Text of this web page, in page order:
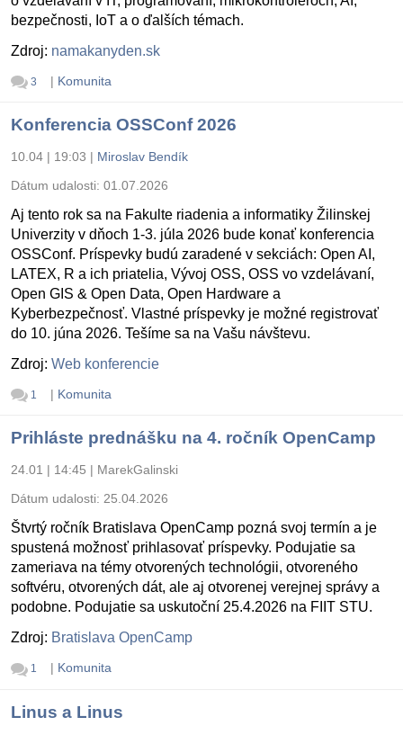
bezpečnosti, IoT a o ďalších témach.
Zdroj: namakanyden.sk
3 | Komunita
Konferencia OSSConf 2026
10.04 | 19:03 | Miroslav Bendík
Dátum udalosti: 01.07.2026
Aj tento rok sa na Fakulte riadenia a informatiky Žilinskej
Univerzity v dňoch 1-3. júla 2026 bude konať konferencia
OSSConf. Príspevky budú zaradené v sekciách: Open AI,
LATEX, R a ich priatelia, Vývoj OSS, OSS vo vzdelávaní,
Open GIS & Open Data, Open Hardware a
Kyberbezpečnosť. Vlastné príspevky je možné registrovať
do 10. júna 2026. Tešíme sa na Vašu návštevu.
Zdroj: Web konferencie
1 | Komunita
Prihláste prednášku na 4. ročník OpenCamp
24.01 | 14:45 | MarekGalinski
Dátum udalosti: 25.04.2026
Štvrtý ročník Bratislava OpenCamp pozná svoj termín a je
spustená možnosť prihlasovať príspevky. Podujatie sa
zameriava na témy otvorených technológii, otvoreného
softvéru, otvorených dát, ale aj otvorenej verejnej správy a
podobne. Podujatie sa uskutoční 25.4.2026 na FIIT STU.
Zdroj: Bratislava OpenCamp
1 | Komunita
Linus a Linus